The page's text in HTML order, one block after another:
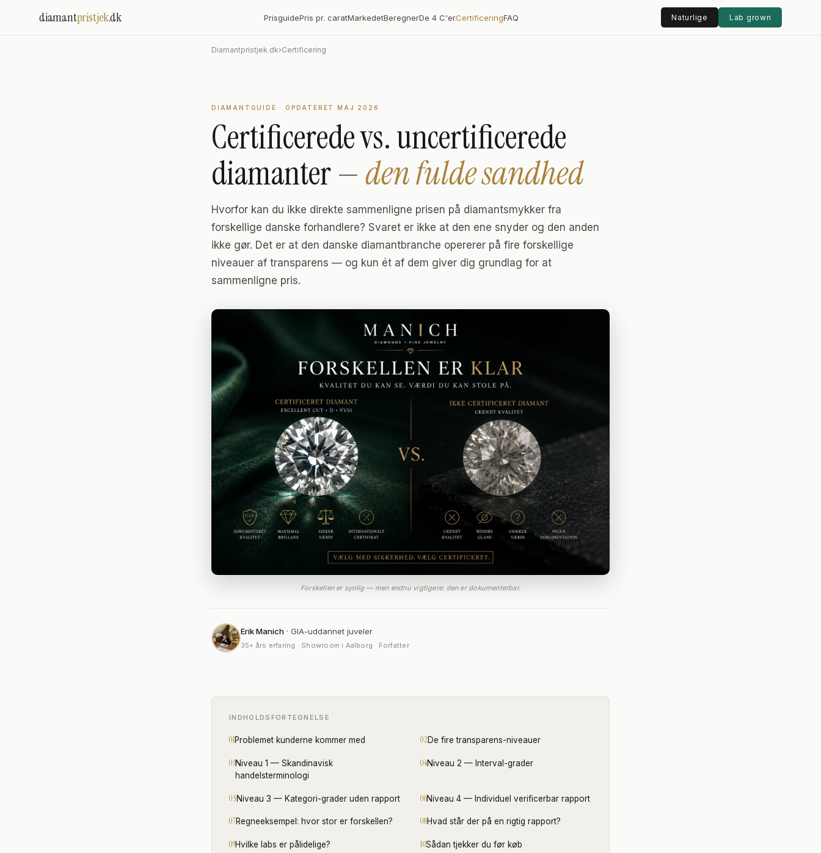
diamantpristjek.dk PrisguidePris pr. caratMarkedetBeregnerDe 4 C'erCertificeringFAQ Naturlige Lab grown
Diamantpristjek.dk›Certificering
DIAMANTGUIDE · OPDATERET MAJ 2026
Certificerede vs. uncertificerede
diamanter —den fulde sandhed
Hvorfor kan du ikke direkte sammenligne prisen på diamantsmykker fra
forskellige danske forhandlere? Svaret er ikke at den ene snyder og den anden
ikke gør. Det er at den danske diamantbranche opererer på fire forskellige
niveauer af transparens — og kun ét af dem giver dig grundlag for at
sammenligne pris.
Forskellen er synlig — men endnu vigtigere: den er dokumenterbar.
Erik Manich · GIA-uddannet juveler
35+ års erfaring · Showroom i Aalborg · Forfatter
INDHOLDSFORTEGNELSE
Problemet kunderne kommer med De fire transparens-niveauer
Niveau 1 — Skandinavisk
handelsterminologi
Niveau 2 — Interval-grader
Niveau 3 — Kategori-grader uden rapport Niveau 4 — Individuel verificerbar rapport
Regneeksempel: hvor stor er forskellen? Hvad står der på en rigtig rapport?
Hvilke labs er pålidelige? Sådan tjekker du før køb